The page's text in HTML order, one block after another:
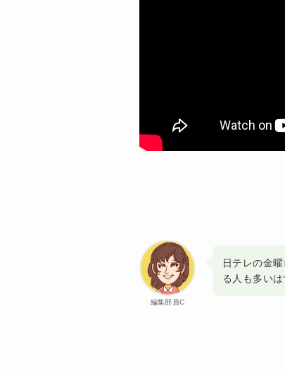
編集部員C
日テレの金
る人も多いは